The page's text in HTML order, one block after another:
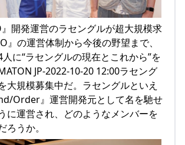
開発運営のラセングルが超大規模求
』の運営体制から今後の野望まで、
に“ラセングルの現在とこれから”を
JP-2022-10-20 12:00ラセング
大規模募集中だ。ラセングルといえ
Order』運営開発元として名を馳せ
に運営され、どのようなメンバーを
ろうか。